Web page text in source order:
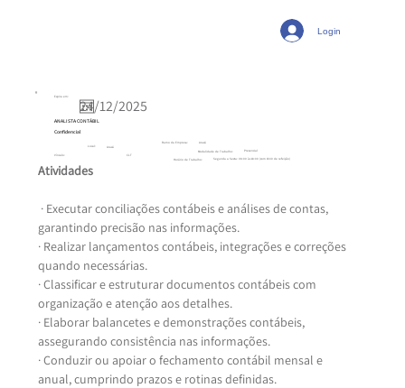
Login
Atividades
· Executar conciliações contábeis e análises de contas,
garantindo precisão nas informações.
· Realizar lançamentos contábeis, integrações e correções
quando necessárias.
· Classificar e estruturar documentos contábeis com
organização e atenção aos detalhes.
· Elaborar balancetes e demonstrações contábeis,
assegurando consistência nas informações.
· Conduzir ou apoiar o fechamento contábil mensal e
anual, cumprindo prazos e rotinas definidas.
Segunda a Sexta: 08:00 às 18:00 (com 1h30 de refeição)
Horário de Trabalho:
CLT
Vínculo:
Presencial
Modalidade de Trabalho:
Araxá
Ramo da Empresa:
Confidencial
ANALISTA CONTÁBIL
Expira em:
Araxá
Local: